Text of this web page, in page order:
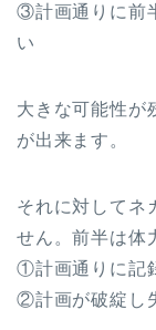
③計画通りに前
い
大きな可能性が
が出来ます。
それに対してネ
せん。前半は体
①計画通りに記
②計画が破綻し